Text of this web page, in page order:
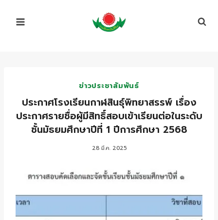
ข่าวประชาสัมพันธ์
ประกาศโรงเรียนกาฬสินธุ์พิทยาสรรพ์ เรื่อง
ประกาศรายชื่อผู้มีสิทธิ์สอบเข้าเรียนต่อในระดับ
ชั้นมัธยมศึกษาปีที่ 1 ปีการศึกษา 2568
28 มี.ค. 2025